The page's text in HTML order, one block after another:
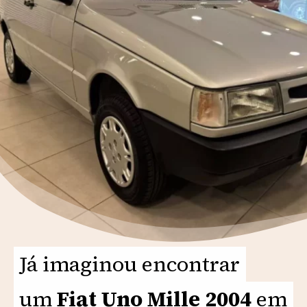
Já imaginou encontrar
umFiat Uno Mille 2004em
Já imaginou encontrar
umFiat Uno Mille 2004em